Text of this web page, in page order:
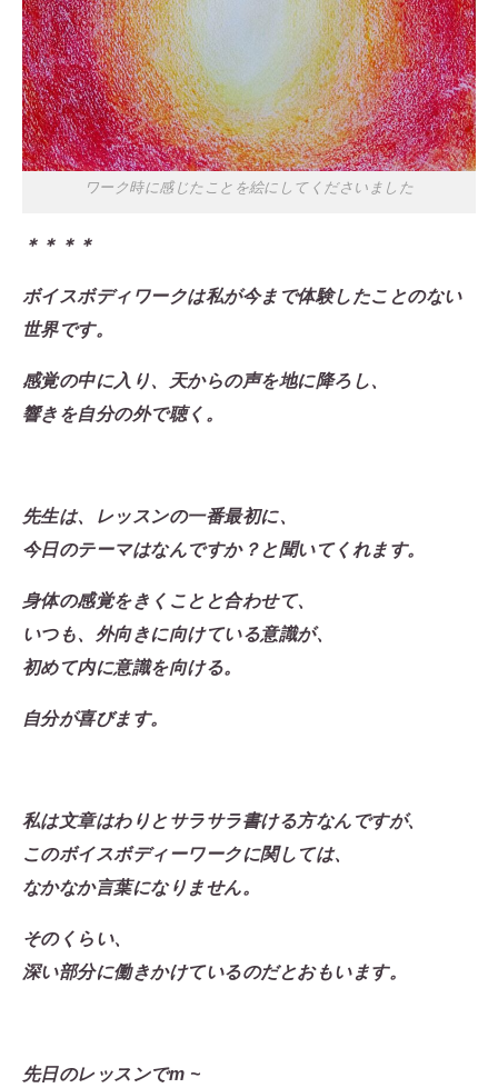
ワーク時に感じたことを絵にしてくださいました
＊＊＊＊
ボイスボディワークは私が今まで体験したことのない
世界です。
感覚の中に入り、天からの声を地に降ろし、
響きを自分の外で聴く。
先生は、レッスンの一番最初に、
今日のテーマはなんですか？と聞いてくれます。
身体の感覚をきくことと合わせて、
いつも、外向きに向けている意識が、
初めて内に意識を向ける。
自分が喜びます。
私は文章はわりとサラサラ書ける方なんですが、
このボイスボディーワークに関しては、
なかなか言葉になりません。
そのくらい、
深い部分に働きかけているのだとおもいます。
先日のレッスンでm ~